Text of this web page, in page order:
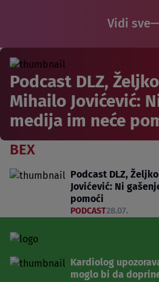
Vidi sve
Podcast DLZ,
Mihailo Jovićević:
medija im neće
BEX
Podcast DLZ,
Jovićević: Ni
pomoći
PODCAST28.07.
Kardiolog
moglo bi da